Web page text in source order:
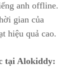
anh offline.
gian của
hiệu quả cao.
tại Alokiddy: